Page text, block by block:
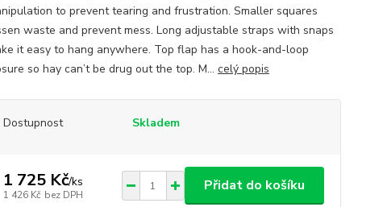
to prevent tearing and frustration. Smaller squares
waste and prevent mess. Long adjustable straps with snaps
it easy to hang anywhere. Top flap has a hook-and-loop
so hay can’t be drug out the top. M... celý popis
Dostupnost Skladem
1 725 Kč/ks
1 426 Kč bez DPH
Přidat do košíku